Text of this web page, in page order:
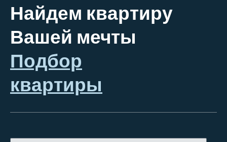
Найдем квартиру
Вашей мечты
Подбор
квартиры